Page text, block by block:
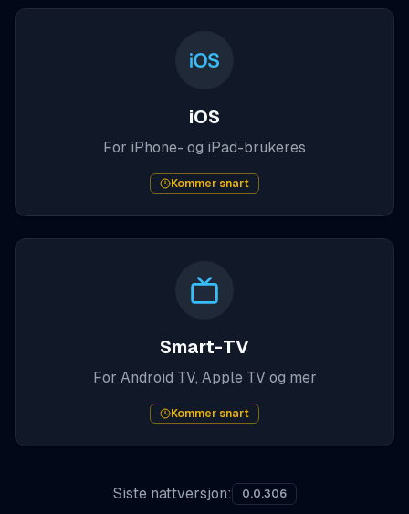
iOS
For iPhone- og iPad-brukeres
Kommer snart
Smart-TV
For Android TV, Apple TV og mer
Kommer snart
Siste nattversjon: 0.0.306